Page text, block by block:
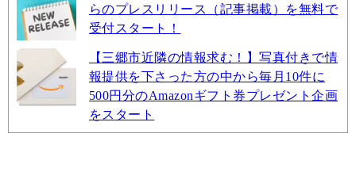
らのプレスリリース（記事掲載）を無料で
受付スタート！
【三郷市近隣の情報求む！】写真付きで情
報提供を下さった方の中から毎月10件に
500円分のAmazonギフト券プレゼント企画
をスタート